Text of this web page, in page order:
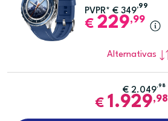
PVPR* € 349
,99
€ 229,99
Alternativas
€ 2.049 ,98
€ 1.929,98